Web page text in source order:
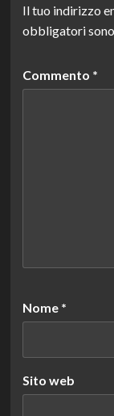
Il tuo indirizzo
obbligatori
Commento *
Nome *
Sito web